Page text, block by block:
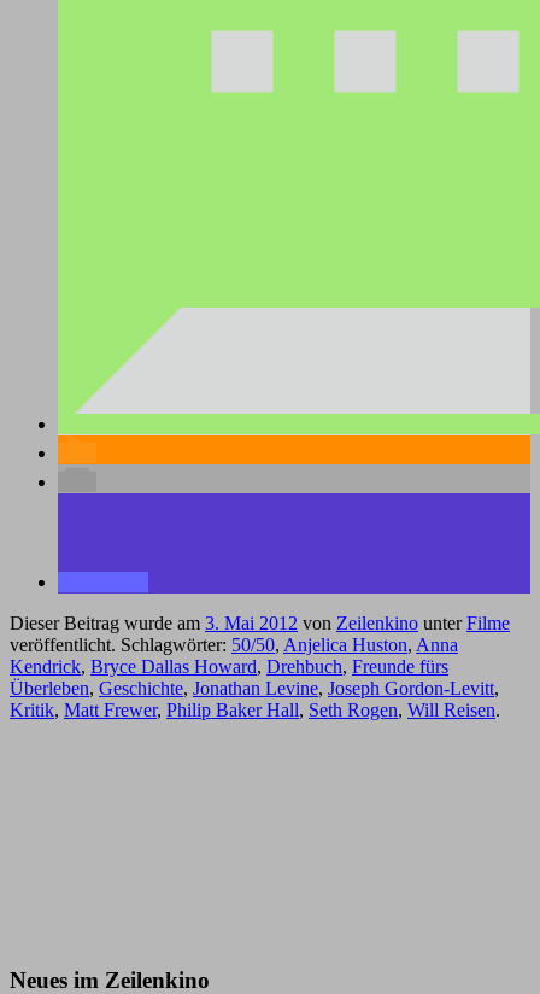
Dieser Beitrag wurde am 3. Mai 2012 von Zeilenkino unterFilme
veröffentlicht. Schlagwörter: 50/50, Anjelica Huston, Anna
Kendrick, Bryce Dallas Howard, Drehbuch, Freunde fürs
Überleben, Geschichte, Jonathan Levine, Joseph Gordon-Levitt,
Kritik, Matt Frewer, Philip Baker Hall, Seth Rogen, Will Reisen.
Neues im Zeilenkino